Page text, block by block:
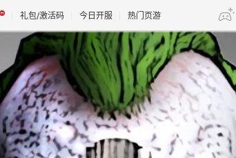
礼包/激活码 今日开服 热门页游
魔兽 DNF
天堂 剑网3旗舰版